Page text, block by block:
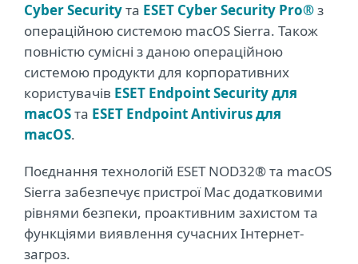
Cyber Securityта ESET Cyber Security Pro®з
операційною системою macOS Sierra. Також
повністю сумісні з даною операційною
системою продукти для корпоративних
користувачів ESET Endpoint Security для
macOSта ESET Endpoint Antivirus для
macOS.
Поєднання технологій ESET NOD32® та macOS
Sierra забезпечує пристрої Mac додатковими
рівнями безпеки, проактивним захистом та
функціями виявлення сучасних Інтернет-
загроз.